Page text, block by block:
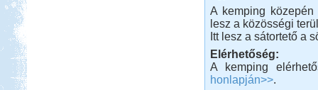
A kemping
lesz a közösségi
Itt lesz a sátortető a
Elérhetőség:
A kemping
honlapján>>.